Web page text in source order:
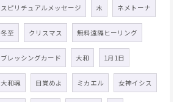
スピリチュアルメッセージ 木 ネメトーナ
冬至 クリスマス 無料遠隔ヒーリング
ブレッシングカード 大和 1月1日
大和魂 目覚めよ ミカエル 女神イシス